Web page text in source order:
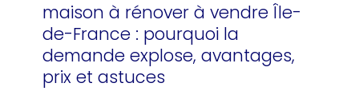
maison à rénover à vendre Île-
de-France : pourquoi la
demande explose, avantages,
prix et astuces